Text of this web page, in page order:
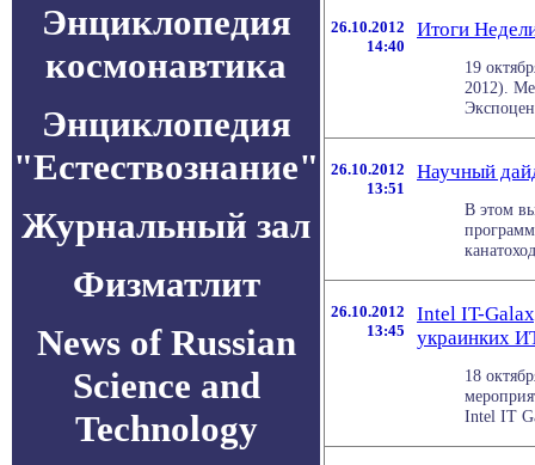
Энциклопедия
космонавтика
Энциклопедия
"Естествознание"
Журнальный зал
Физматлит
News of Russian
Science and
Technology
26.10.2012
14:40
Итоги
19
2012).
26.10.2012
13:51
Научный
В этом
26.10.2012
13:45
Intel IT-
украинких
18
Intel IT